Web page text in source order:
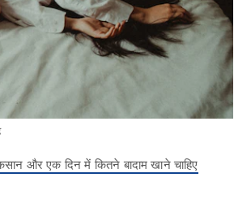
और एक दिन में कितने बादाम खाने चाहिए